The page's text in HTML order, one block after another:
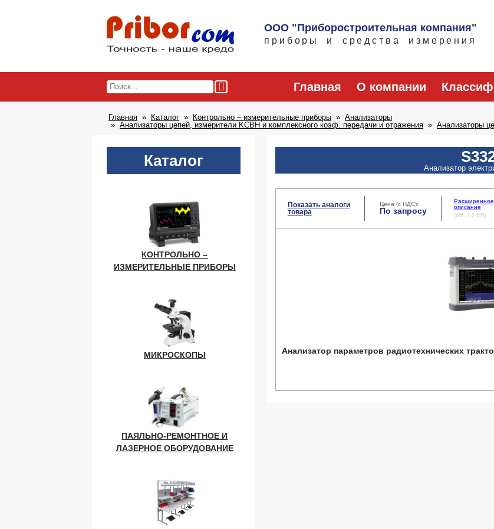
ООО "Приборостроительная компания"
приборы и средства измерения
Главная О компании
Главная Каталог Контрольно – измерительные приборы
Анализаторы
Анализаторы цепей, измерители KCBH и комплексного коэф. передачи и отражения
Анализаторы
Каталог
КОНТРОЛЬНО –
ИЗМЕРИТЕЛЬНЫЕ ПРИБОРЫ
МИКРОСКОПЫ
ПАЯЛЬНО-РЕМОНТНОЕ И
ЛАЗЕРНОЕ ОБОРУДОВАНИЕ
Анализатор
Показать аналоги
товара
Цена (с НДС):
По запросу
Расширенное
описание
(pdf, 2.2 MB)
Анализатор параметров радиотехнических